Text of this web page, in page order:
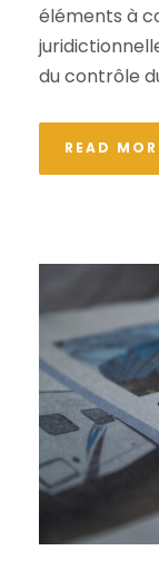
éléments à
du contrôle
READ